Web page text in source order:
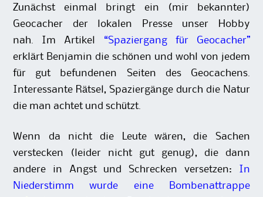
Zunächst einmal bringt ein (mir bekannter)
Geocacher der lokalen Presse unser Hobby
nah. Im Artikel “Spaziergang für Geocacher”
erklärt Benjamin die schönen und wohl von jedem
für gut befundenen Seiten des Geocachens.
Interessante Rätsel, Spaziergänge durch die Natur
die man achtet und schützt.
Wenn da nicht die Leute wären, die Sachen
verstecken (leider nicht gut genug), die dann
andere in Angst und Schrecken versetzen:
In
Niederstimm wurde eine Bombenattrappe